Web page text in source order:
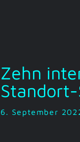
Zehn
6. September